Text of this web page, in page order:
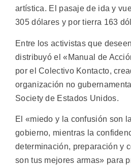
artística. El pasaje de ida y
305 dólares y por tierra 163
Entre los activistas que
distribuyó el «Manual de
por el Colectivo Kontacto,
organización no
Society de Estados Unidos.
El «miedo y la confusión son
gobierno, mientras la
determinación, preparación y
son tus mejores armas» para